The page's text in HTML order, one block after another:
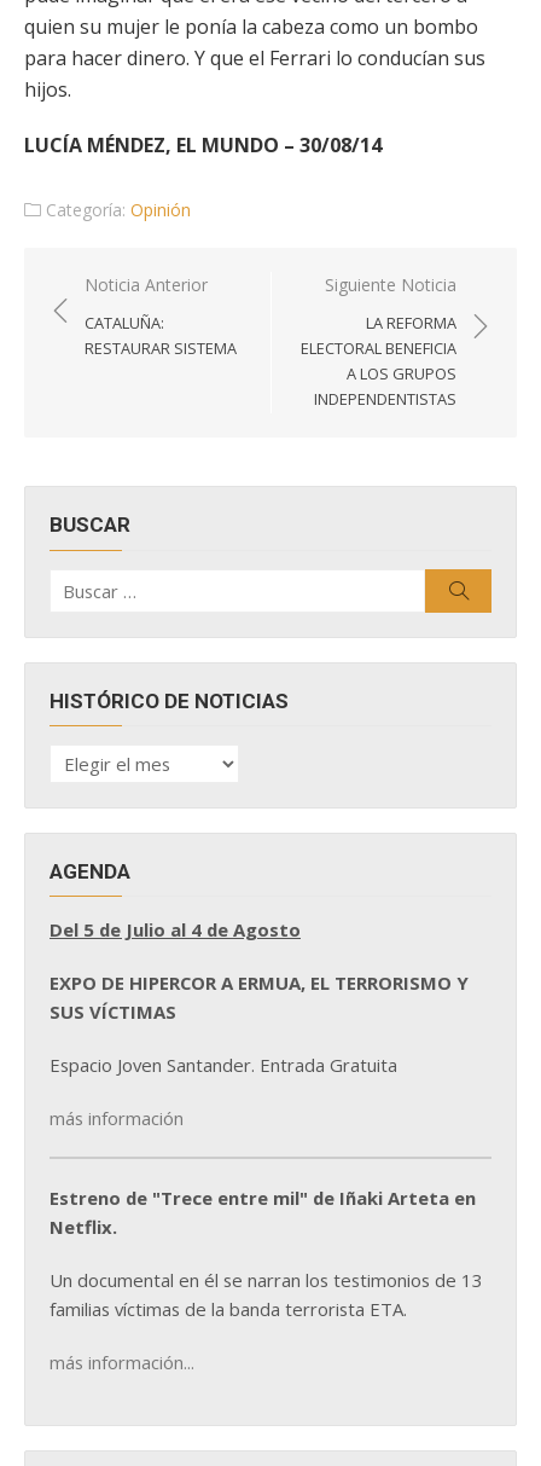
quien su mujer le ponía la cabeza como un bombo
para hacer dinero. Y que el Ferrari lo conducían sus
hijos.
LUCÍA MÉNDEZ, EL MUNDO – 30/08/14
Categoría: Opinión
Navegación
de
entradas
Noticia Anterior
CATALUÑA:
RESTAURAR SISTEMA
Siguiente Noticia
LA REFORMA
ELECTORAL BENEFICIA
A LOS GRUPOS
INDEPENDENTISTAS
BUSCAR
por:
HISTÓRICO DE NOTICIAS
HISTÓRICO
DE
AGENDA
Del 5 de Julio al 4 de Agosto
EXPO DE HIPERCOR A ERMUA, EL TERRORISMO Y
SUS VÍCTIMAS
Espacio Joven Santander. Entrada Gratuita
más información
Estreno de "Trece entre mil" de Iñaki Arteta en
Netflix.
Un documental en él se narran los testimonios de 13
familias víctimas de la banda terrorista ETA.
más información...